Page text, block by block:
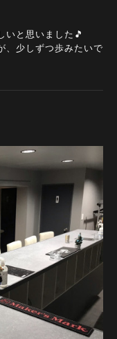
いと思いました🎵
、少しずつ歩みたいで